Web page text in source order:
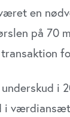
en
på 70
i
i